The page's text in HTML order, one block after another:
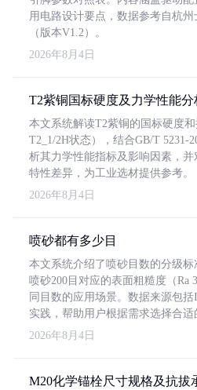
用电路设计要点，数据参考自杭
（版本V1.2）。
2026年8月4日
T2紫铜国标硬度及力学性能分
本文系统解读T2紫铜的国标硬度
T2_1/2H状态），结合GB/T 5231-
析其力学性能指标及影响因素，
特性差异，为工业选材提供参考。
2026年8月4日
喷砂都有多少目
本文系统介绍了喷砂目数的分级
喷砂200目对应的表面粗糙度（Ra
同目数的应用场景。数据来源包括
实践，帮助用户根据需求选择合适
2026年8月4日
M20化学锚栓尺寸规格及抗拔